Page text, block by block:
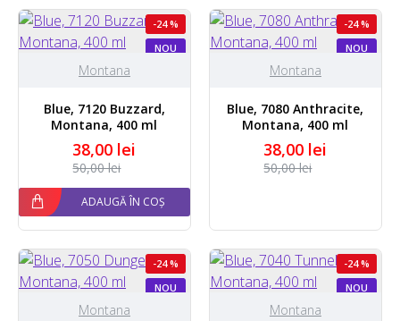
NOU
-24 %
Montana
Blue, 7120 Buzzard,
Montana, 400 ml
38,00 lei
50,00 lei
ADAUGĂ ÎN COȘ
NOU
-24 %
STOC EPUIZAT
Montana
Blue, 7080 Anthracite,
Montana, 400 ml
38,00 lei
50,00 lei
NOU
-24 %
Montana
NOU
-24 %
Montana